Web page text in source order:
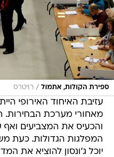
ספירת הקולות, אתמול / רויטרס
עזיבת האיחוד האירופי
מאחורי מערכת הבחירות.
והכעיס את המצביעים
המפלגות הגדולות. כעת
יוכל ג'ונסון להוציא את